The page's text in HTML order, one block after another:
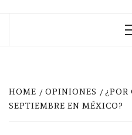
HOME OPINIONES
¿POR
SEPTIEMBRE EN MÉXICO?